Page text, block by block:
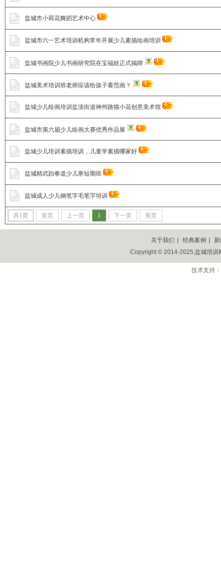
盐城市小荷花舞蹈艺术中心
盐城市六一艺术培训机构常年开展少儿素描绘画培训
盐城书画院少儿书画研究院在宝福娃正式揭牌
盐城美术培训班老师应该给孩子看范画？
盐城少儿绘画培训盐渎街道神州路猫小花创意美术馆
盐城市第六届少儿绘画大赛优秀作品展
盐城少儿培训素描培训，儿童学素描哪家好
盐城精武跆拳道少儿寒短期班
盐城成人少儿钢笔字毛笔字培训
共1页 首页 上一页 1 下一页 尾页
关于我们 经典案例
Copyright © 2014-2025,盐城培
技术支持